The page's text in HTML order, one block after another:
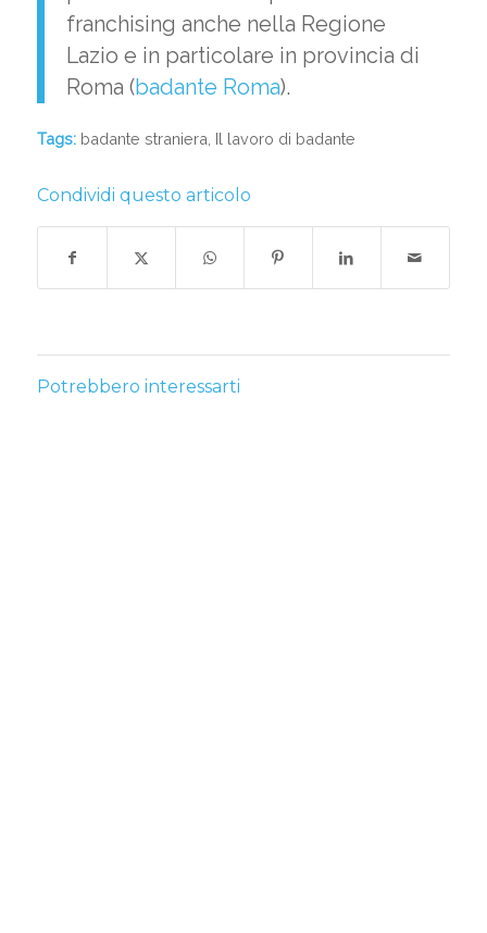
franchising anche nella Regione
Lazio e in particolare in provincia di
Roma (badante Roma).
Tags: badante straniera Il lavoro di badante
Condividi questo articolo
Potrebbero interessarti